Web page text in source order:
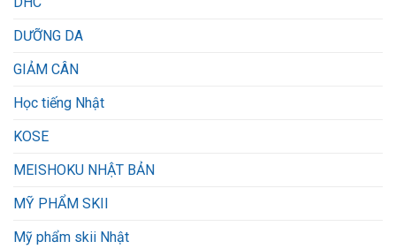
DƯỠNG DA
GIẢM CÂN
Học tiếng Nhật
KOSE
MEISHOKU NHẬT BẢN
MỸ PHẨM SKII
Mỹ phẩm skii Nhật